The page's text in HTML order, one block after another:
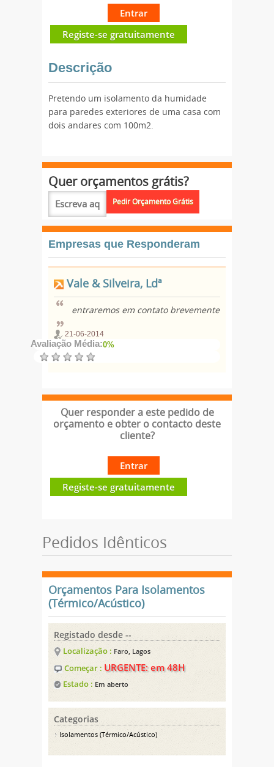
Entrar
Registe-se gratuitamente
Descrição
Pretendo um isolamento da humidade
para paredes exteriores de uma casa com
dois andares com 100m2.
Quer orçamentos grátis?
Empresas que Responderam
Vale & Silveira, Ldª
entraremos em contato brevemente
21-06-2014
Avaliação Média:0%
Quer responder a este pedido de
orçamento e obter o contacto deste
cliente?
Entrar
Registe-se gratuitamente
Pedidos Idênticos
Orçamentos Para Isolamentos
(Térmico/Acústico)
Registado desde --
Localização : Faro, Lagos
Começar : URGENTE: em 48H
Estado : Em aberto
Categorias
Isolamentos (Térmico/Acústico)